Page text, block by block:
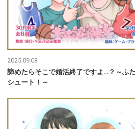
2025.09.08
諦めたらそこで婚活終了ですよ…？～ふ
シュート！～